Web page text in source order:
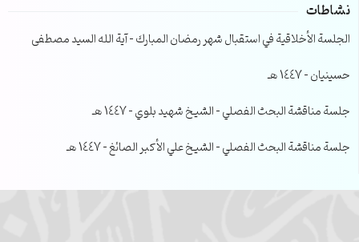
نشاطات
الجلسة الأخلاقية في استقبال شهر رمضان المبارك – آية الله السيد مصطفى
حسينيان – 1447 هـ
جلسة مناقشة البحث الفصلي – الشيخ شهيد بلوي – 1447 هـ
جلسة مناقشة البحث الفصلي – الشيخ علي الأكبر الصائغ – 1447 هـ